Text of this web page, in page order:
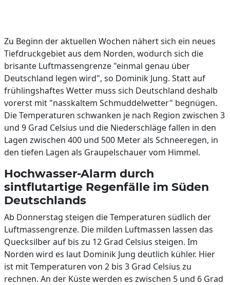
Zu Beginn der aktuellen Wochen nähert sich ein neues
Tiefdruckgebiet aus dem Norden, wodurch sich die
brisante Luftmassengrenze "einmal genau über
Deutschland legen wird", so Dominik Jung. Statt auf
frühlingshaftes Wetter muss sich Deutschland deshalb
vorerst mit "nasskaltem Schmuddelwetter" begnügen.
Die Temperaturen schwanken je nach Region zwischen 3
und 9 Grad Celsius und die Niederschläge fallen in den
Lagen zwischen 400 und 500 Meter als Schneeregen, in
den tiefen Lagen als Graupelschauer vom Himmel.
Hochwasser-Alarm durch
sintflutartige Regenfälle im Süden
Deutschlands
Ab Donnerstag steigen die Temperaturen südlich der
Luftmassengrenze. Die milden Luftmassen lassen das
Quecksilber auf bis zu 12 Grad Celsius steigen. Im
Norden wird es laut Dominik Jung deutlich kühler. Hier
ist mit Temperaturen von 2 bis 3 Grad Celsius zu
rechnen. An der Küste werden es zwischen 5 und 6 Grad